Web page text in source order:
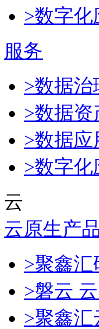
>数字化
服务
>数据
>数据资
>数据
>数字
云
云原生产
>聚鑫
>磐云
>聚鑫